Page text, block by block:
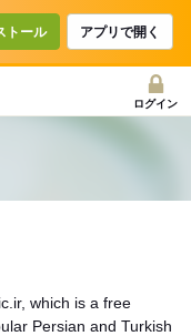
トール アプリで開く
ログイン
which is a free
Persian and Turkish